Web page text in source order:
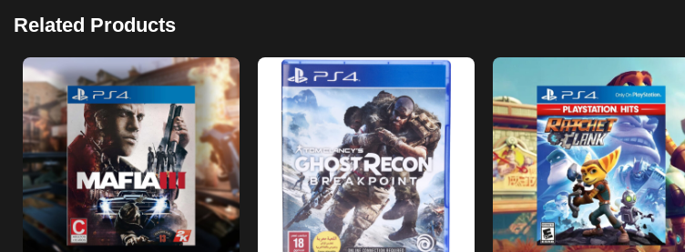
Related Products